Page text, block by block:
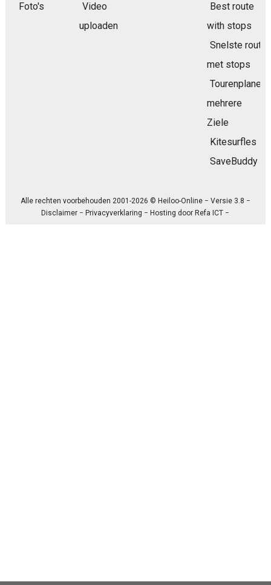
Foto's
Video
uploaden
Best route
with stops
Snelste route
met stops
Tourenplaner
mehrere
Ziele
Kitesurfles
SaveBuddy
Alle rechten voorbehouden 2001-2026 © Heiloo-Online − Versie 3.8 −
Disclaimer − Privacyverklaring − Hosting door Refa ICT −